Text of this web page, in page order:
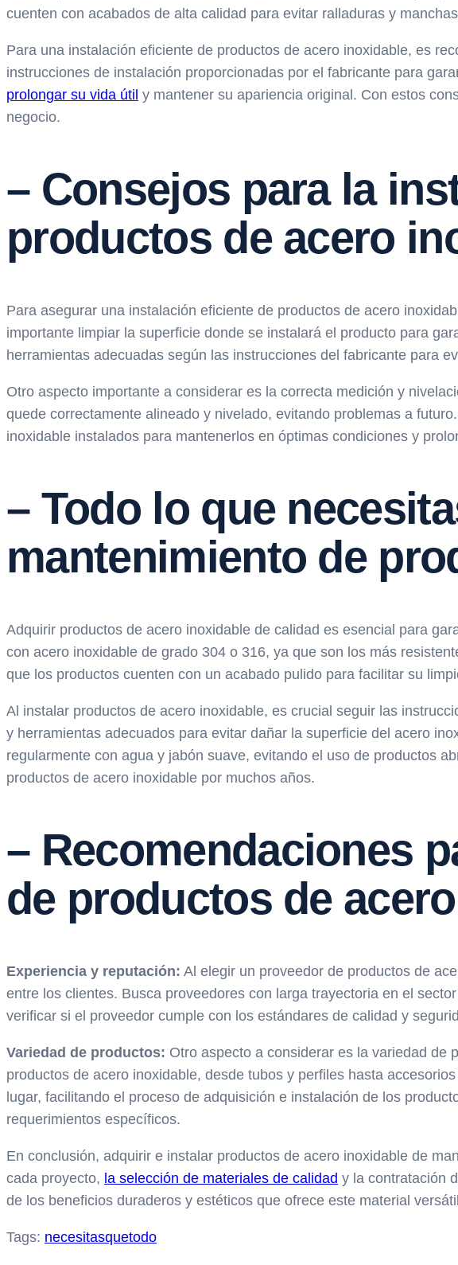
cuenten con acabados de alta calidad para evitar ralladuras y
Para una instalación eficiente de productos de acero inoxidable, es
instrucciones de instalación proporcionadas por el fabricante para
prolongar su vida útil y mantener su apariencia original. Con estos
negocio.
– Consejos para la
productos de acero
Para asegurar una instalación eficiente de productos de acero
importante limpiar la superficie donde se instalará el producto para
herramientas adecuadas según las instrucciones del fabricante para
Otro aspecto importante a considerar es la correcta medición y
quede correctamente alineado y nivelado, evitando problemas a
inoxidable instalados para mantenerlos en óptimas condiciones y
– Todo lo que
mantenimiento de
Adquirir productos de acero inoxidable de calidad es esencial para
con acero inoxidable de grado 304 o 316, ya que son los más
que los productos cuenten con un acabado pulido para facilitar su
Al instalar productos de acero inoxidable, es crucial seguir las
y herramientas adecuados para evitar dañar la superficie del acero
regularmente con agua y jabón suave, evitando el uso de productos
productos de acero inoxidable por muchos años.
– Recomendaciones
de productos de
Experiencia y reputación: Al elegir un proveedor de productos de
entre los clientes. Busca proveedores con larga trayectoria en el
verificar si el proveedor cumple con los estándares de calidad y
Variedad de productos: Otro aspecto a considerar es la variedad de
productos de acero inoxidable, desde tubos y perfiles hasta
lugar, facilitando el proceso de adquisición e instalación de los
requerimientos específicos.
En conclusión, adquirir e instalar productos de acero inoxidable de
cada proyecto, la selección de materiales de calidad y la contratación
de los beneficios duraderos y estéticos que ofrece este material
Tags: necesitasquetodo